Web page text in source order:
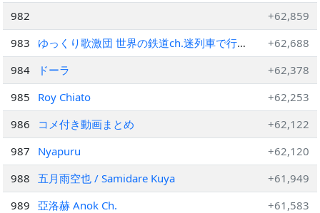
982
+62,859
983
ゆっくり歌激団 世界の鉄道ch.迷列車で行こ
う海外編
+62,688
984
ドーラ
+62,378
985
Roy Chiato
+62,253
986
コメ付き動画まとめ
+62,122
987
Nyapuru
+62,120
988
五月雨空也 / Samidare Kuya
+61,949
989
亞洛赫 Anok Ch.
+61,583